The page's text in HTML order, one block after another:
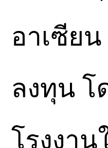
อาเซีย
ลงทุน โ
โรงงา